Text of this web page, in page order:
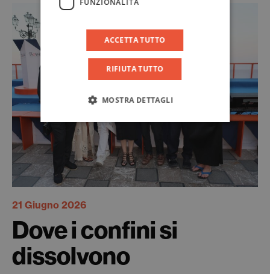
21 Giugno 2026
Dove i confini si
dissolvono
FUNZIONALITÀ
ACCETTA TUTTO
RIFIUTA TUTTO
MOSTRA DETTAGLI